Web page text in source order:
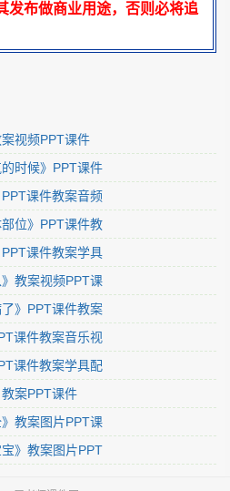
发布做商业用途，否则必将追
视频PPT课件
时候》PPT课件
课件教案音频
位》PPT课件教
课件教案学具
教案视频PPT课
》PPT课件教案
课件教案音乐视
课件教案学具配
案PPT课件
教案图片PPT课
》教案图片PPT